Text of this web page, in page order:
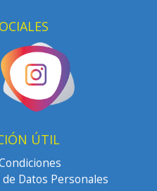
ÚTIL
Datos Personales